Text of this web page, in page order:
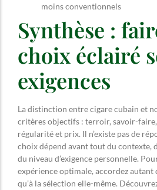
moins conventionnels
Synthèse :
choix éclairé
exigences
La distinction entre cigare cubain et
critères objectifs : terroir, savoir-
régularité et prix. Il n’existe pas de
choix dépend avant tout du contexte,
du niveau d’exigence personnelle.
expérience optimale, accordez autant
qu’à la sélection elle-même.